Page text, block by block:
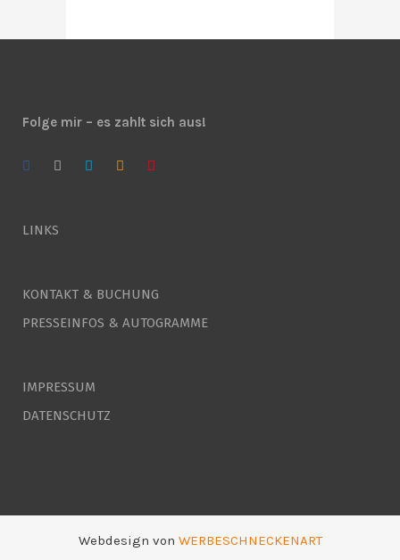
Folge mir – es zahlt sich aus!
LINKS
KONTAKT & BUCHUNG
PRESSEINFOS & AUTOGRAMME
IMPRESSUM
DATENSCHUTZ
Webdesign von WERBESCHNECKENART